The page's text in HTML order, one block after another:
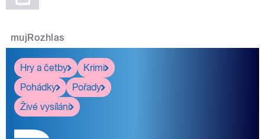
pause
mujRozhlas
Hry a četby
Krimi
Pohádky
Pořady
Živé vysílání